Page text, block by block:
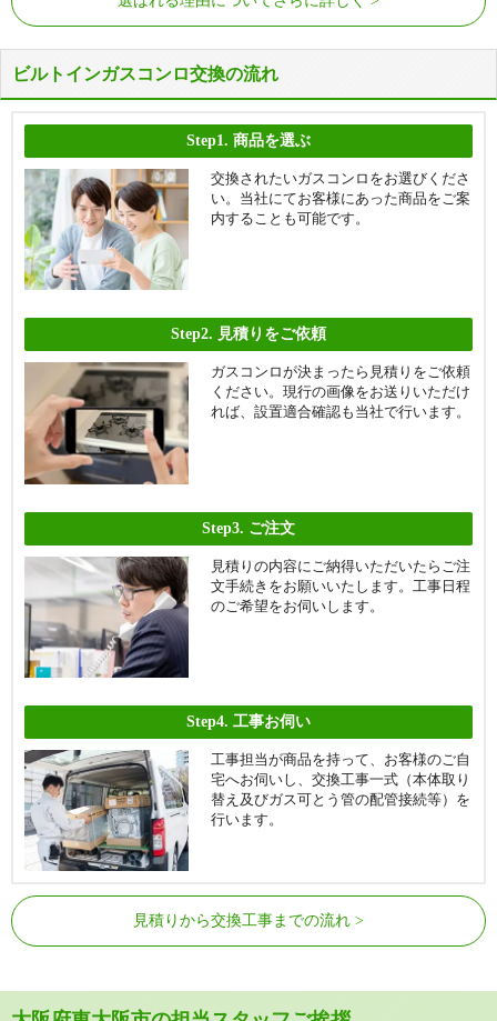
ビルトインガスコンロ交換の流れ
Step1. 商品を選ぶ
交換されたいガスコンロをお選びくださ
い。当社にてお客様にあった商品をご案
内することも可能です。
Step2. 見積りをご依頼
ガスコンロが決まったら見積りをご依頼
ください。現行の画像をお送りいただけ
れば、設置適合確認も当社で行います。
Step3. ご注文
見積りの内容にご納得いただいたらご注
文手続きをお願いいたします。工事日程
のご希望をお伺いします。
Step4. 工事お伺い
工事担当が商品を持って、お客様のご自
宅へお伺いし、交換工事一式（本体取り
替え及びガス可とう管の配管接続等）を
行います。
見積りから交換工事までの流れ